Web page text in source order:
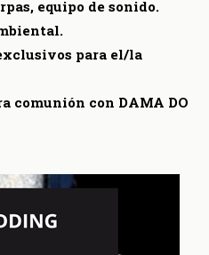
equipo de sonido.
para el/la
comunión con DAMA DO